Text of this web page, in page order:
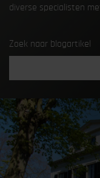
diverse specialisten
Zoek naar blogartikel